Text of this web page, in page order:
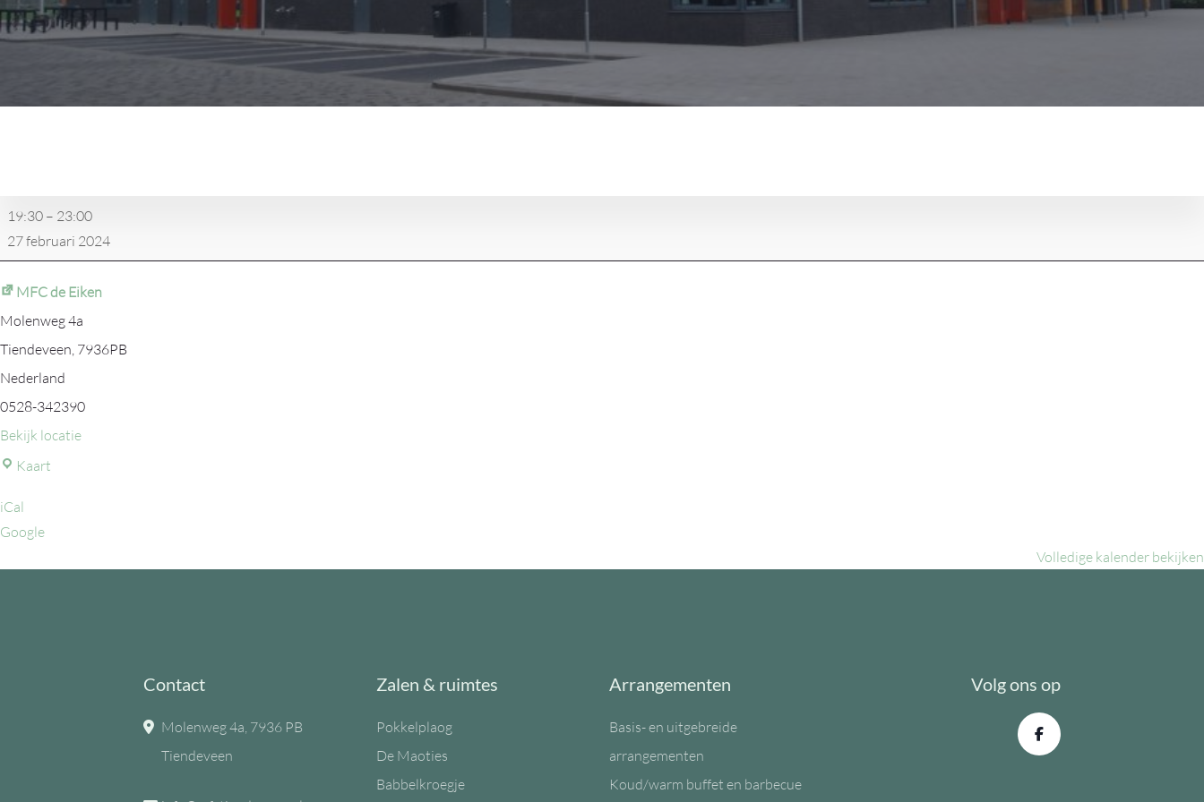
de
Wieken
2
19:30 – 23:00
27 februari 2024
MFC de Eiken
Molenweg 4a
Tiendeveen, 7936PB
Nederland
0528-342390
Bekijk locatie
Kaart
iCal
Google
Volledige kalender bekijken
Contact
Molenweg 4a, 7936 PB
Tiendeveen
Zalen & ruimtes
Pokkelplaog
De Maoties
Babbelkroegje
Arrangementen
Basis- en uitgebreide
arrangementen
Koud/warm buffet en barbecue
Volg ons op